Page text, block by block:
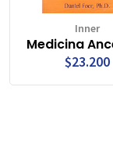
Inner
Medicina
$23.200